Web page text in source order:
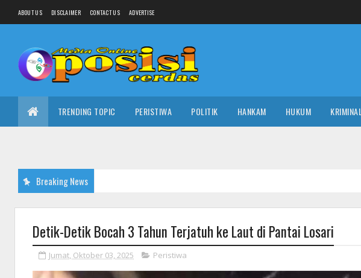
ABOUT US DISCLAIMER CONTACT US ADVERTISE
TRENDING TOPIC PERISTIWA POLITIK HANKAM HUKUM KRIMINAL
Breaking News
Detik-Detik Bocah 3 Tahun Terjatuh ke Laut di Pantai Losari
Jumat, Oktober 03, 2025 Peristiwa